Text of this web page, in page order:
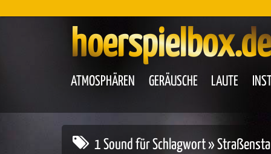
hoerspielbox.de
ATMOSPHÄREN GERÄUSCHE LAUTE
1 Sound für Schlagwort »